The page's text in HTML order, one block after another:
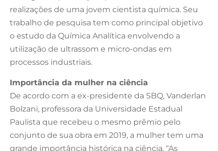
realizações de uma jovem cientista química. Seu
trabalho de pesquisa tem como principal objetivo
o estudo da Química Analítica envolvendo a
utilização de ultrassom e micro-ondas em
processos industriais.
Importância da mulher na ciência
De acordo com a ex-presidente da SBQ, Vanderlan
Bolzani, professora da Universidade Estadual
Paulista que recebeu o mesmo prêmio pelo
conjunto de sua obra em 2019, a mulher tem uma
grande importância histórica na ciência. “As